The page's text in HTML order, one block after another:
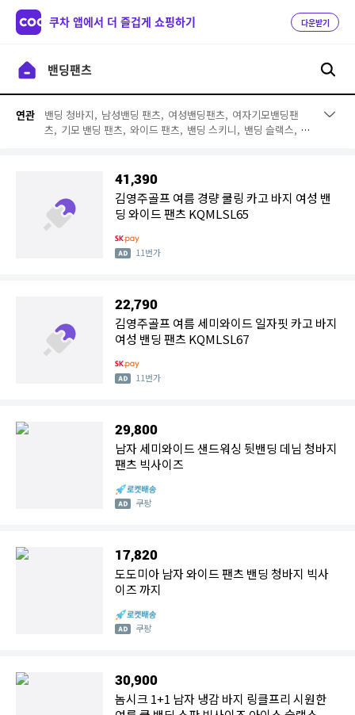
쿠차 앱에서 더 즐겁게 쇼핑하기 다운받기
연관 밴딩 청바지, 남성밴딩 팬츠, 여성밴딩팬츠, 여자기모밴딩팬
츠, 기모 밴딩 팬츠, 와이드 팬츠, 밴딩 스키니, 밴딩 슬랙스, 남
린넨 반바지,
41,390
김영주골프 여름 경량 쿨링 카고 바지 여성 밴
딩 와이드 팬츠 KQMLSL65
11번가
22,790
김영주골프 여름 세미와이드 일자핏 카고 바지
여성 밴딩 팬츠 KQMLSL67
11번가
29,800
남자 세미와이드 샌드워싱 뒷밴딩 데님 청바지
팬츠 빅사이즈
쿠팡
17,820
도도미아 남자 와이드 팬츠 밴딩 청바지 빅사
이즈 까지
쿠팡
30,900
놈시크 1+1 남자 냉감 바지 링클프리 시원한